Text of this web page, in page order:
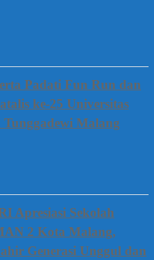
Padati Fun Run dan
ke-25 Universitas
Malang
Apresiasi Sekolah
2 Kota Malang,
Generasi Unggul dan